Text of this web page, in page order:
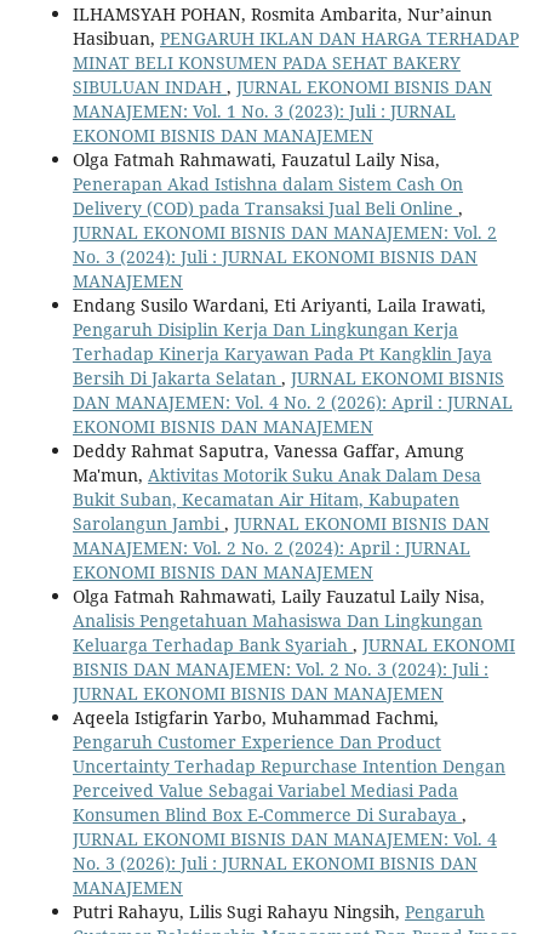
ILHAMSYAH POHAN, Rosmita Ambarita, Nur’ainun
Hasibuan, PENGARUH IKLAN DAN HARGA TERHADAP
MINAT BELI KONSUMEN PADA SEHAT BAKERY
SIBULUAN INDAH , JURNAL EKONOMI BISNIS DAN
MANAJEMEN: Vol. 1 No. 3 (2023): Juli : JURNAL
EKONOMI BISNIS DAN MANAJEMEN
Olga Fatmah Rahmawati, Fauzatul Laily Nisa,
Penerapan Akad Istishna dalam Sistem Cash On
Delivery (COD) pada Transaksi Jual Beli Online ,
JURNAL EKONOMI BISNIS DAN MANAJEMEN: Vol. 2
No. 3 (2024): Juli : JURNAL EKONOMI BISNIS DAN
MANAJEMEN
Endang Susilo Wardani, Eti Ariyanti, Laila Irawati,
Pengaruh Disiplin Kerja Dan Lingkungan Kerja
Terhadap Kinerja Karyawan Pada Pt Kangklin Jaya
Bersih Di Jakarta Selatan , JURNAL EKONOMI BISNIS
DAN MANAJEMEN: Vol. 4 No. 2 (2026): April : JURNAL
EKONOMI BISNIS DAN MANAJEMEN
Deddy Rahmat Saputra, Vanessa Gaffar, Amung
Ma'mun, Aktivitas Motorik Suku Anak Dalam Desa
Bukit Suban, Kecamatan Air Hitam, Kabupaten
Sarolangun Jambi , JURNAL EKONOMI BISNIS DAN
MANAJEMEN: Vol. 2 No. 2 (2024): April : JURNAL
EKONOMI BISNIS DAN MANAJEMEN
Olga Fatmah Rahmawati, Laily Fauzatul Laily Nisa,
Analisis Pengetahuan Mahasiswa Dan Lingkungan
Keluarga Terhadap Bank Syariah , JURNAL EKONOMI
BISNIS DAN MANAJEMEN: Vol. 2 No. 3 (2024): Juli :
JURNAL EKONOMI BISNIS DAN MANAJEMEN
Aqeela Istigfarin Yarbo, Muhammad Fachmi,
Pengaruh Customer Experience Dan Product
Uncertainty Terhadap Repurchase Intention Dengan
Perceived Value Sebagai Variabel Mediasi Pada
Konsumen Blind Box E-Commerce Di Surabaya ,
JURNAL EKONOMI BISNIS DAN MANAJEMEN: Vol. 4
No. 3 (2026): Juli : JURNAL EKONOMI BISNIS DAN
MANAJEMEN
Putri Rahayu, Lilis Sugi Rahayu Ningsih, Pengaruh